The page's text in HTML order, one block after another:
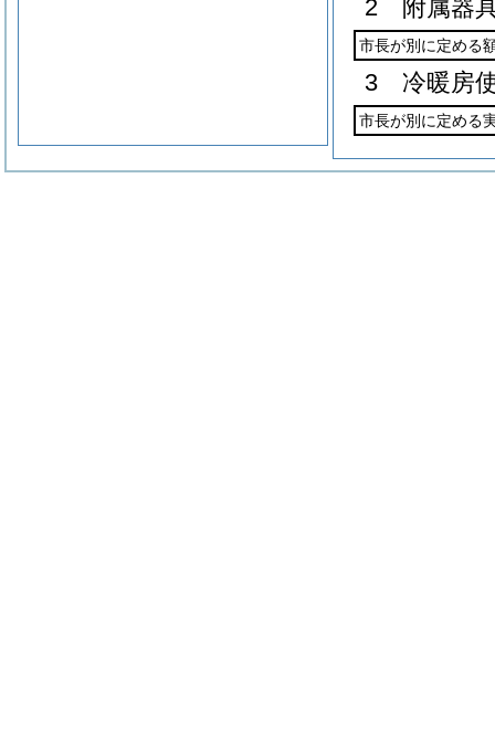
2 附属器
市長が別に定める
3 冷暖房
市長が別に定める